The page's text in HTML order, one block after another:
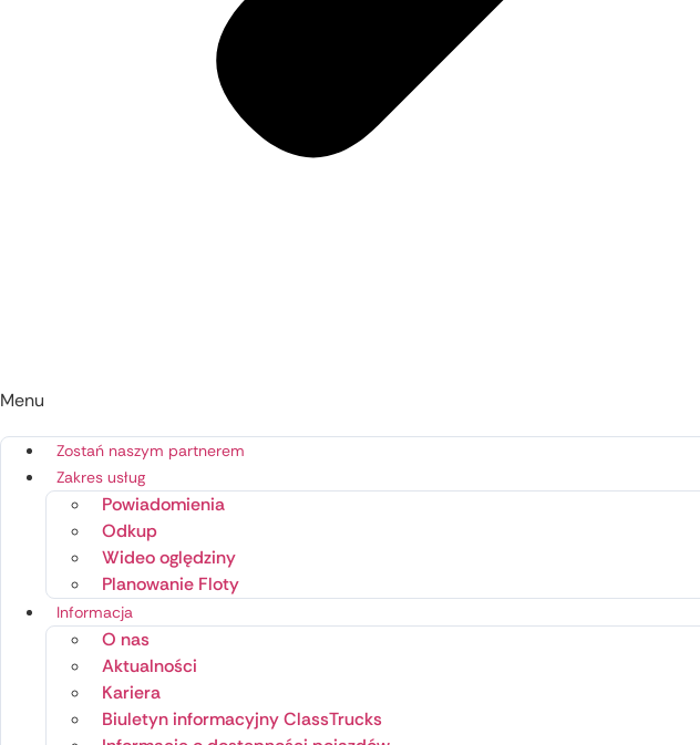
Menu
Zostań naszym partnerem
Zakres usług
Powiadomienia
Odkup
Wideo oględziny
Planowanie Floty
Informacja
O nas
Aktualności
Kariera
Biuletyn informacyjny ClassTrucks